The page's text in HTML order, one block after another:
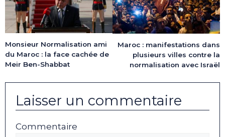
Monsieur Normalisation ami
du Maroc : la face cachée de
Meir Ben-Shabbat
Maroc : manifestations dans
plusieurs villes contre la
normalisation avec Israël
Laisser un commentaire
Commentaire